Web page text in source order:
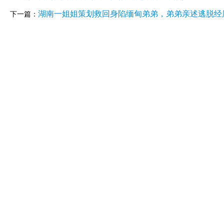
下一篇： 湖南一姐姐策划救回身陷缅甸弟弟，弟弟亲述逃脱